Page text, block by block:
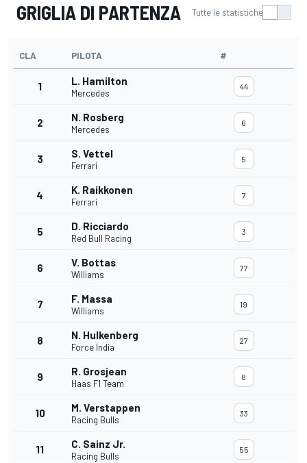
GRIGLIA DI PARTENZA Tutte le statistiche
CLA PILOTA #
1 L. Hamilton
Mercedes
44
2 N. Rosberg
Mercedes
6
3 S. Vettel
Ferrari
5
4 K. Raikkonen
Ferrari
7
5 D. Ricciardo
Red Bull Racing
3
6 V. Bottas
Williams
77
7 F. Massa
Williams
19
8 N. Hulkenberg
Force India
27
9 R. Grosjean
Haas F1 Team
8
10 M. Verstappen
Racing Bulls
33
11 C. Sainz Jr.
Racing Bulls
55